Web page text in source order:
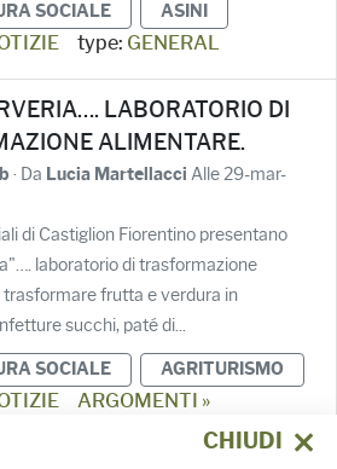
CHIUDI
SOCIALE ASINI
type: GENERAL
LABORATORIO DI
ALIMENTARE.
· Da Lucia Martellacci Alle 29-mar-
di Castiglion Fiorentino presentano
laboratorio di trasformazione
frutta e verdura in
succhi, paté di...
SOCIALE AGRITURISMO
ARGOMENTI »